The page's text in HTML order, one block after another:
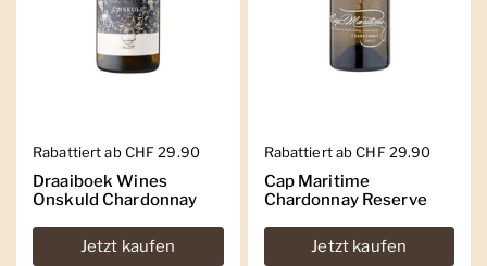
Regulärer Preis
Rabattiert ab CHF 29.90
Draaiboek Wines
Onskuld Chardonnay
Jetzt kaufen
Regulärer Preis
Rabattiert ab CHF 29.90
Cap Maritime
Chardonnay Reserve
Jetzt kaufen